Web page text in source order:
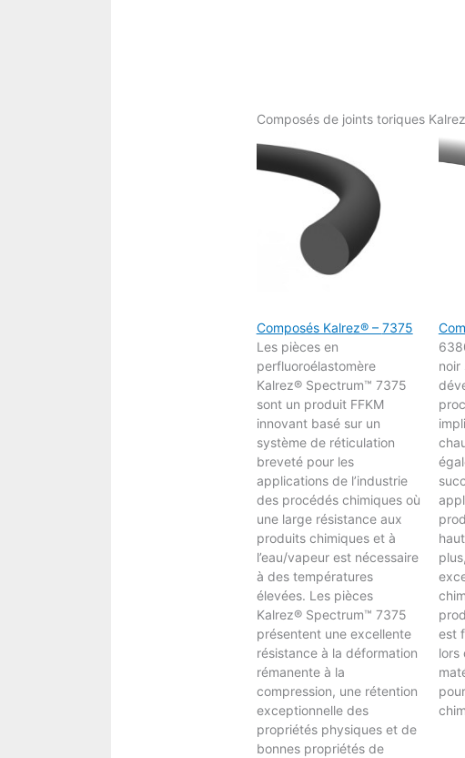
Composés de joints toriques
Composés Kalrez® – 7375
Les pièces en
perfluoroélastomère
Kalrez® Spectrum™ 7375
sont un produit FFKM
innovant basé sur un
système de réticulation
breveté pour les
applications de l’industrie
des procédés chimiques où
une large résistance aux
produits chimiques et à
l’eau/vapeur est nécessaire
à des températures
élevées. Les pièces
Kalrez® Spectrum™ 7375
présentent une excellente
résistance à la déformation
rémanente à la
compression, une rétention
exceptionnelle des
propriétés physiques et de
bonnes propriétés de
noir
est
lors